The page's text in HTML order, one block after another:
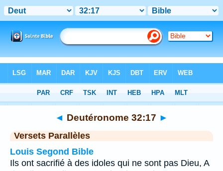
>Chapitre 32 > Verset 17
◄ Deutéronome 32:17 ►
Versets Parallèles
Louis Segond Bible
Ils ont sacrifié à des idoles qui ne sont pas Dieu, A